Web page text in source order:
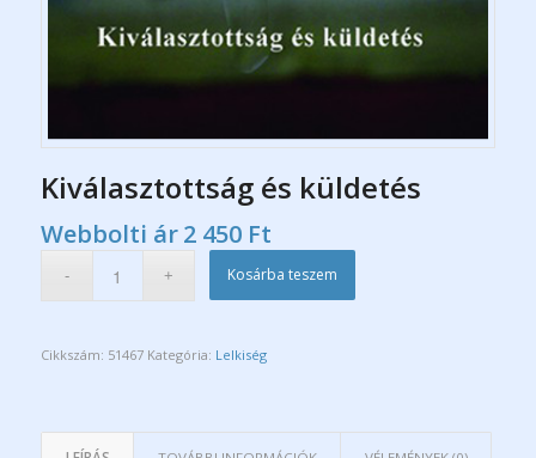
Kiválasztottság és küldetés
Webbolti ár 2 450 Ft
Kosárba teszem
Cikkszám: 51467 Kategória: Lelkiség